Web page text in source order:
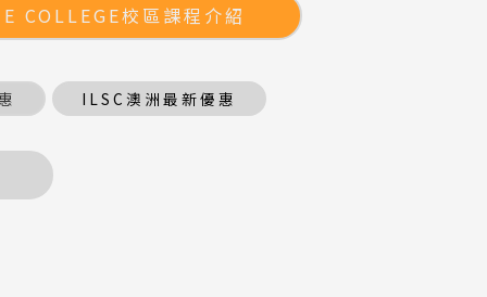
COLLEGE校區課程介紹
ILSC澳洲最新優惠